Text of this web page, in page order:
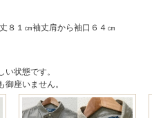
８１㎝袖丈肩から袖口６４㎝
状態です。
座いません。